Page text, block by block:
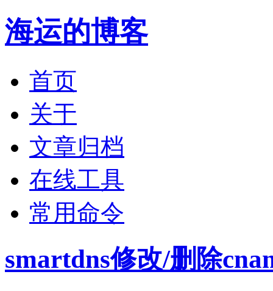
海运的博客
首页
关于
文章归档
在线工具
常用命令
smartdns修改/删除